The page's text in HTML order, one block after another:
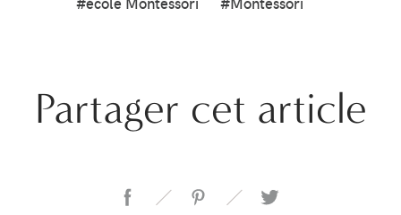
Partager cet article